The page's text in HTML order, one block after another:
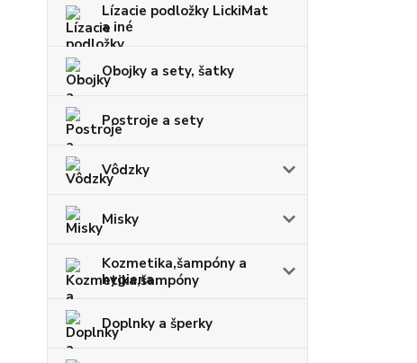
Lízacie podložky LickiMat
a iné
Obojky a sety, šatky
Postroje a sety
Vôdzky
Misky
Kozmetika,šampóny a
hygiena
Doplnky a šperky